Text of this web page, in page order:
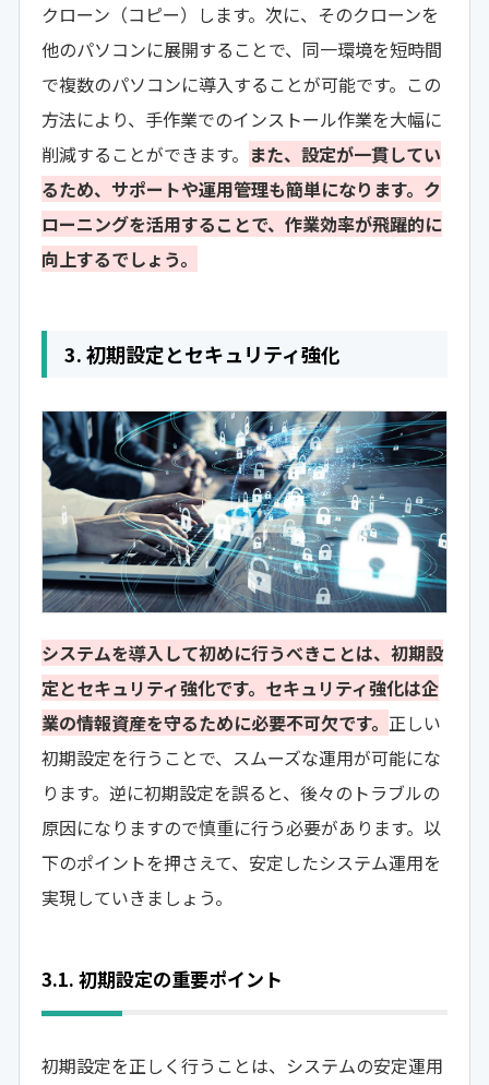
クローン（コピー）します。次に、そのクローンを
他のパソコンに展開することで、同一環境を短時間
で複数のパソコンに導入することが可能です。この
方法により、手作業でのインストール作業を大幅に
削減することができます。 また、設定が一貫してい
るため、サポートや運用管理も簡単になります。ク
ローニングを活用することで、作業効率が飛躍的に
向上するでしょう。
3. 初期設定とセキュリティ強化
システムを導入して初めに行うべきことは、初期設
定とセキュリティ強化です。セキュリティ強化は企
業の情報資産を守るために必要不可欠です。 正しい
初期設定を行うことで、スムーズな運用が可能にな
ります。逆に初期設定を誤ると、後々のトラブルの
原因になりますので慎重に行う必要があります。以
下のポイントを押さえて、安定したシステム運用を
実現していきましょう。
3.1. 初期設定の重要ポイント
初期設定を正しく行うことは、システムの安定運用